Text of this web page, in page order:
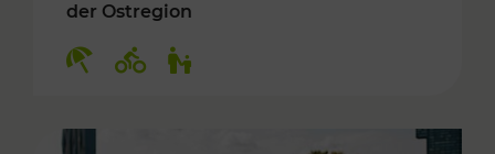
der Ostregion